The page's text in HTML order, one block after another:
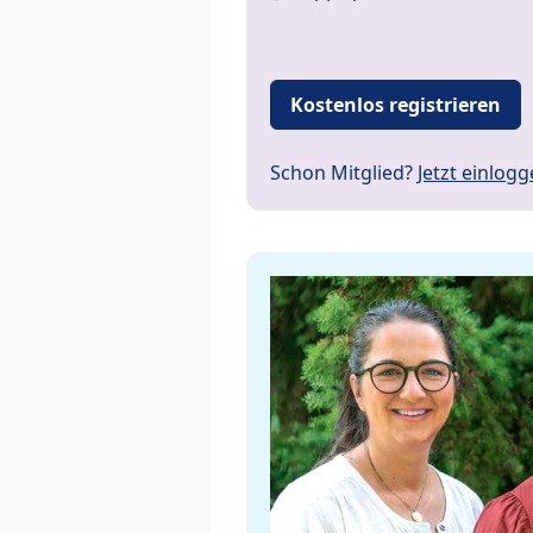
Kostenlos registrieren
Schon Mitglied? Jetzt